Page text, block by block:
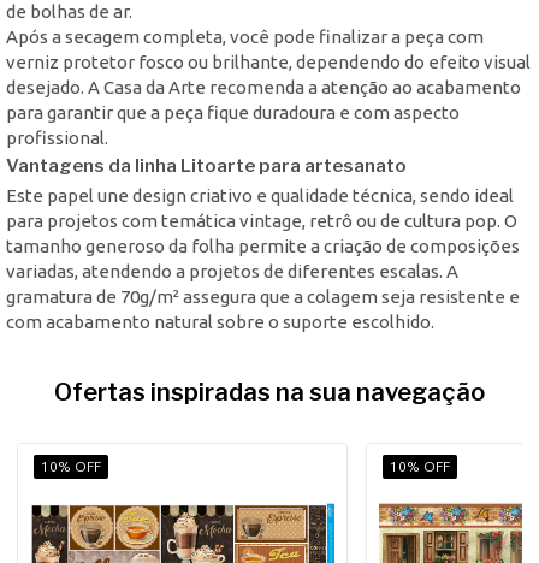
de bolhas de ar.
Após a secagem completa, você pode finalizar a peça com
verniz protetor fosco ou brilhante, dependendo do efeito visual
desejado. A Casa da Arte recomenda a atenção ao acabamento
para garantir que a peça fique duradoura e com aspecto
profissional.
Vantagens da linha Litoarte para artesanato
Este papel une design criativo e qualidade técnica, sendo ideal
para projetos com temática vintage, retrô ou de cultura pop. O
tamanho generoso da folha permite a criação de composições
variadas, atendendo a projetos de diferentes escalas. A
gramatura de 70g/m² assegura que a colagem seja resistente e
com acabamento natural sobre o suporte escolhido.
Ofertas inspiradas na sua navegação
10% OFF 10% OFF